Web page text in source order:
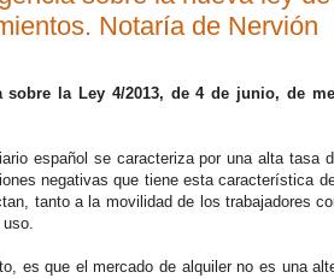
Notaría de Nervión
sobre la Ley 4/2013, de 4 de junio, de
español se caracteriza por una alta
negativas que tiene esta característica
tanto a la movilidad de los trabajadores
es que el mercado de alquiler no es una